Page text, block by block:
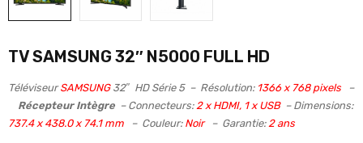
TV SAMSUNG 32″ N5000 FULL HD
TéléviseurSAMSUNG32″ HD Série 5 – Résolution: 1366 x 768 pixels –
Récepteur Intègre – Connecteurs: 2 x HDMI, 1 x USB – Dimensions:
737.4 x 438.0 x 74.1 mm
– Couleur: Noir – Garantie: 2 ans